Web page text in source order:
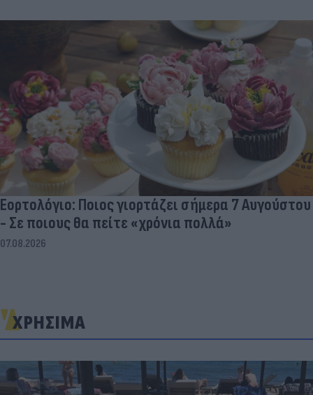
Εορτολόγιο: Ποιος γιορτάζει σήμερα 7 Αυγούστου
- Σε ποιους θα πείτε «χρόνια πολλά»
07.08.2026
ΧΡΗΣΙΜΑ